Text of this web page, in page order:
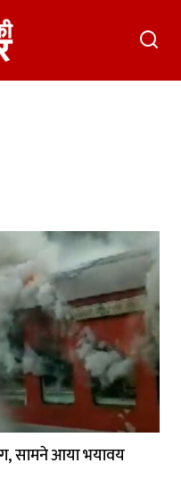
सामने आया भयावय